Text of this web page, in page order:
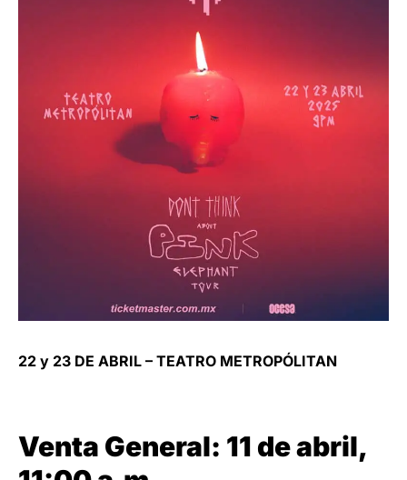
22 y 23 DE ABRIL – TEATRO METROPÓLITAN
Venta General: 11 de abril,